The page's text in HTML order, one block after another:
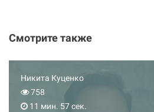
Смотрите также
Никита Куценко
758
11 мин. 57 сек.